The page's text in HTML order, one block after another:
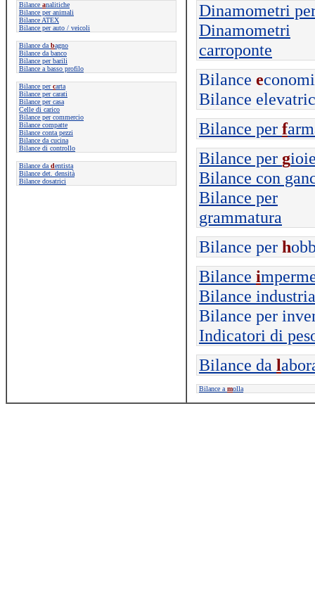
Bilance analitiche
Bilance per animali
Bilance ATEX
Bilance per auto / veicoli
Bilance da bagno
Bilance da banco
Bilance per barili
Bilance a basso profilo
Bilance per carta
Bilance per carati
Bilance per casa
Celle di carico
Bilance per commercio
Bilance compatte
Bilance conta pezzi
Bilance da cucina
Bilance di controllo
Bilance da dentista
Bilance det. densità
Bilance dosatrici
Dinamometri
Dinamometri
carroponte
Bilance e
Bilance
Bilance per f
Bilance per g
Bilance con
Bilance per
grammatura
Bilance per h
Bilance i
Bilance
Bilance per
Indicatori di
Bilance da l
Bilance a molla